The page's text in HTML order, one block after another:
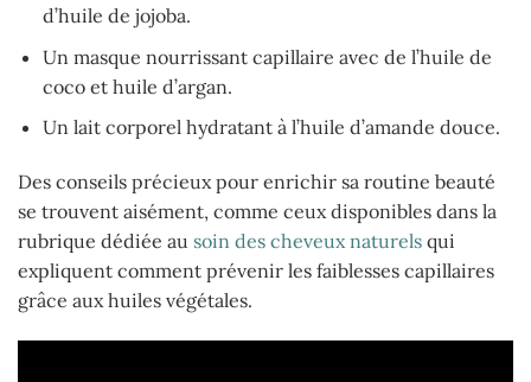
d’huile de jojoba.
Un masque nourrissant capillaire avec de l’huile de
coco et huile d’argan.
Un lait corporel hydratant à l’huile d’amande douce.
Des conseils précieux pour enrichir sa routine beauté
se trouvent aisément, comme ceux disponibles dans la
rubrique dédiée au soin des cheveux naturels qui
expliquent comment prévenir les faiblesses capillaires
grâce aux huiles végétales.